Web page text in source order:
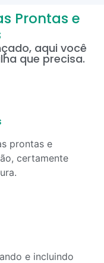
Prontas e
aqui você
que precisa.
prontas e
certamente
e incluindo